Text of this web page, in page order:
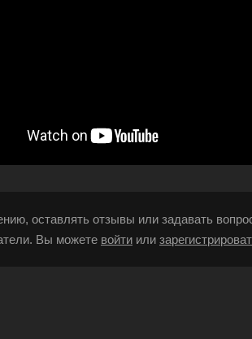
оставлять отзывы или задавать
Вы можете войти или